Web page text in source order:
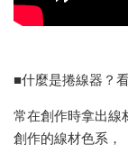
■什麼是捲線器？
常在創作時拿出線
創作的線材色系，